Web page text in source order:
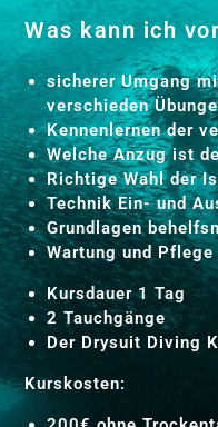
Was kann ich
sicherer Umgang
verschieden
Kennenlernen der
Welche Anzug ist
Richtige Wahl der
Technik Ein- und
Grundlagen
Wartung und
Kursdauer 1 Tag
2 Tauchgänge
Der Drysuit Diving
Kurskosten: